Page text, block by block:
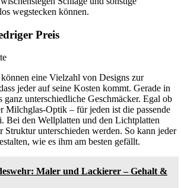
wegstecken können.
Preis
eine Vielzahl von Designs zur
jeder auf seine Kosten kommt. Gerade in
ganz unterschiedliche Geschmäcker. Egal ob
Milchglas-Optik – für jeden ist die passende
Bei den Wellplatten und den Lichtplatten
Struktur unterschieden werden. So kann jeder
wie es ihm am besten gefällt.
Maler und Lackierer – Gehalt &